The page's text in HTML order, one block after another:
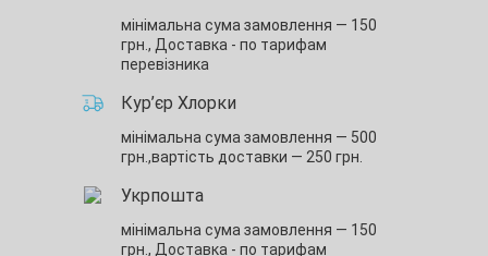
мінімальна сума замовлення — 150
грн., Доставка - по тарифам
перевізника
Кур’єр Хлорки
мінімальна сума замовлення — 500
грн.,вартість доставки — 250 грн.
Укрпошта
мінімальна сума замовлення — 150
грн., Доставка - по тарифам